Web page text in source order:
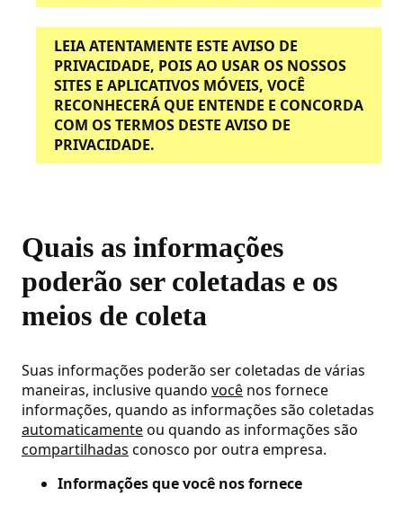
LEIA ATENTAMENTE ESTE AVISO DE
PRIVACIDADE, POIS AO USAR OS NOSSOS
SITES E APLICATIVOS MÓVEIS, VOCÊ
RECONHECERÁ QUE ENTENDE E CONCORDA
COM OS TERMOS DESTE AVISO DE
PRIVACIDADE.
Quais as informações
poderão ser coletadas e os
meios de coleta
Suas informações poderão ser coletadas de várias
maneiras, inclusive quando você nos fornece
informações, quando as informações são coletadas
automaticamenteou quando as informações são
compartilhadas conosco por outra empresa.
Informações que você nos fornece